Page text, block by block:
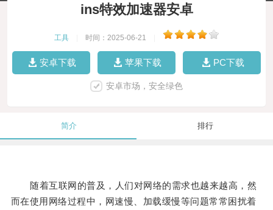
ins特效加速器安卓
工具 时间：2025-06-21
安卓下载 苹果下载 PC下载
安卓市场，安全绿色
简介 排行
随着互联网的普及，人们对网络的需求也越来越高，然
而在使用网络过程中，网速慢、加载缓慢等问题常常困扰着